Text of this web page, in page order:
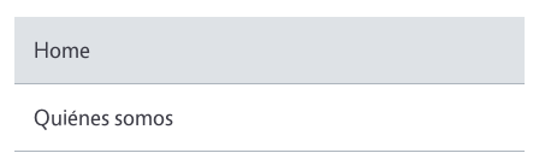
Home
Quiénes somos